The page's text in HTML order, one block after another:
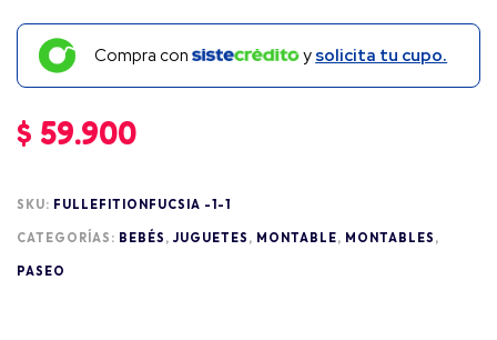
Compra con y solicita tu cupo.
$ 59.900
SKU: FULLEFITIONFUCSIA -1-1
CATEGORÍAS: BEBÉS , JUGUETES , MONTABLE, MONTABLES ,
PASEO